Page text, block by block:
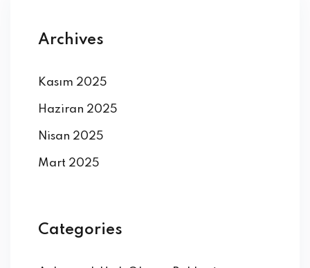
Archives
Kasım 2025
Haziran 2025
Nisan 2025
Mart 2025
Categories